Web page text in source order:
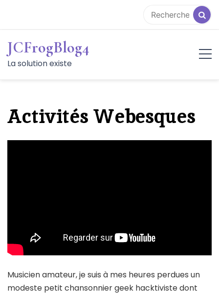
contenu
JCFrogBlog4
La solution existe
Activités Webesques
Musicien amateur, je suis à mes heures perdues un
modeste petit chansonnier geek hacktiviste dont